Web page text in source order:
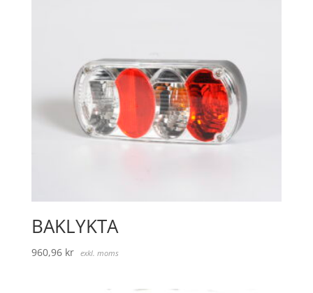
BAKLYKTA
960,96 kr exkl. moms